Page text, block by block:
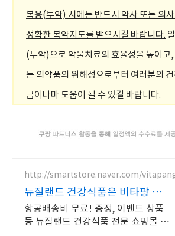
복용(투약) 시에는 반드시 약사 또는 의
정확한 복약지도를 받으시길 바랍니다.
(투약)으로 약물치료의 효율성을 높이고
는 의약품의 위해성으로부터 여러분의
금이나마 도움이 될 수 있길 바랍니다.
http://smartstore.naver.com/
뉴질랜드 건강식품은 비타팡 금
액대별 사은품 추가 증정!
항공배송비 무료! 증정, 이벤트 상품
등 뉴질랜드 건강식품 전문 쇼핑몰 효